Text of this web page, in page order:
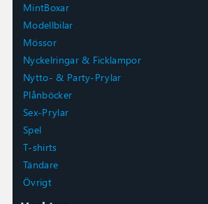
MintBoxar
Modellbilar
Mössor
Nyckelringar & Ficklampor
Nytto- & Party-Prylar
Plånböcker
Sex-Prylar
Spel
T-shirts
Tändare
Övrigt